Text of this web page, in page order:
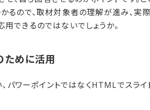
るので、取材対象者の理解が進み、実
できるのではないでしょうか。
ために​活用
パワーポイントではなくHTMLでスラ